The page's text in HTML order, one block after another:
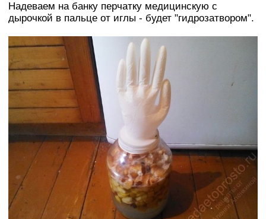
Надеваем на банку перчатку медицинскую с
дырочкой в пальце от иглы - будет "гидрозатвором".